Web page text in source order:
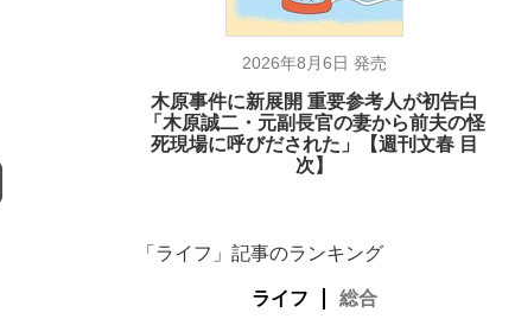
2026年8月6日 発売
木原事件に新展開 重要参考人が初告白
「木原誠二・元副長官の妻から前夫の怪
死現場に呼びだされた」【週刊文春 目
次】
「ライフ」記事のランキング
ライフ 総合